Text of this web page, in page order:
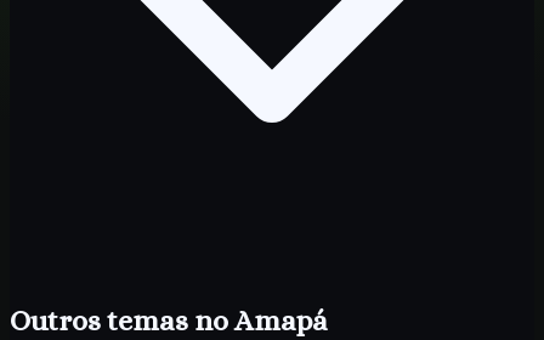
Outros temas no Amapá